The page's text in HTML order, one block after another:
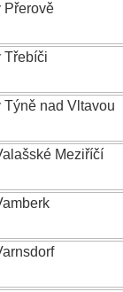
Přerově
Třebíči
Týně nad Vltavou
Meziříčí